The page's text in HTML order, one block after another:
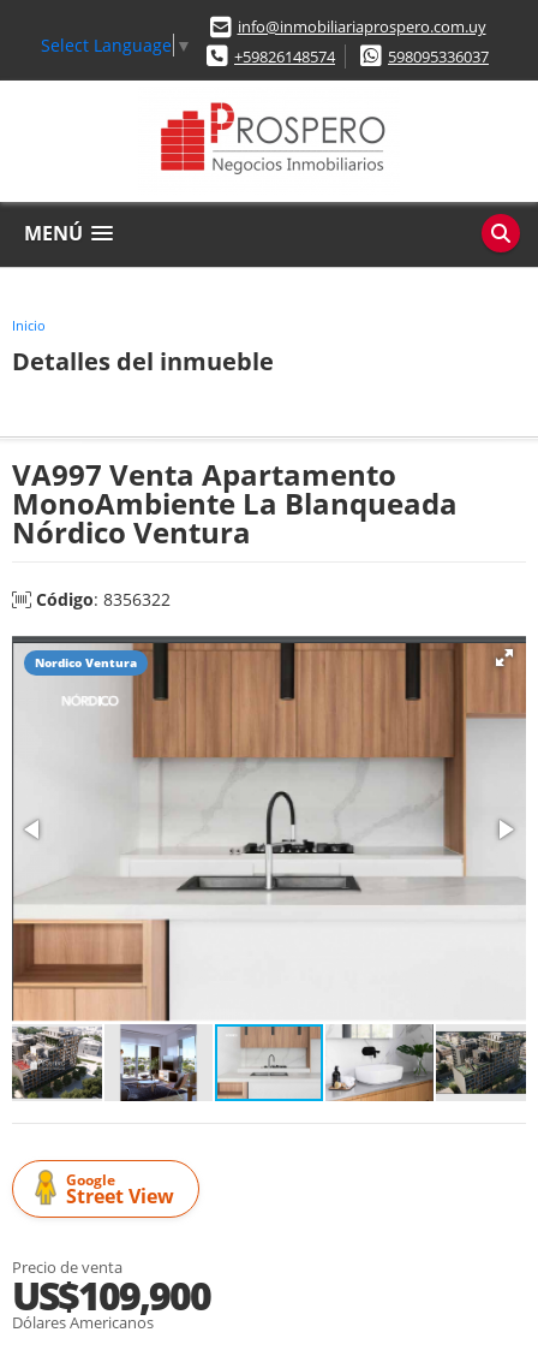
Select Language ▼
info@inmobiliariaprospero.com.uy
+59826148574
598095336037
MENÚ
Inicio
Detalles del inmueble
VA997 Venta Apartamento
MonoAmbiente La Blanqueada
Nórdico Ventura
Código: 8356322
Nordico Ventura
Google
Street View
Precio de venta
US$109,900
Dólares Americanos